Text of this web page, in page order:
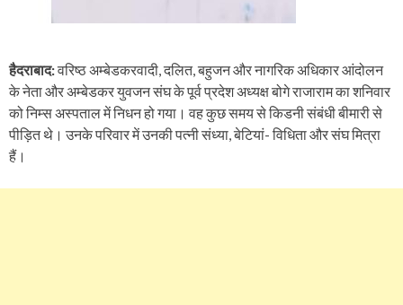
हैदराबाद:वरिष्ठ अम्बेडकरवादी, दलित, बहुजन और नागरिक अधिकार आंदोलन
के नेता और अम्बेडकर युवजन संघ के पूर्व प्रदेश अध्यक्ष बोगे राजाराम का शनिवार
को निम्स अस्पताल में निधन हो गया। वह कुछ समय से किडनी संबंधी बीमारी से
पीड़ित थे। उनके परिवार में उनकी पत्नी संध्या, बेटियां- विधिता और संघ मित्रा
हैं।